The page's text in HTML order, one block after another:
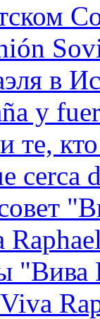
в
y
те,
cerca
"Вива